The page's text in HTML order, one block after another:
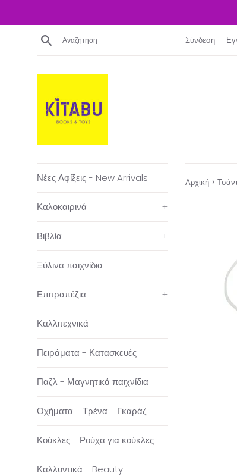
περιεχόμενο
Αναζήτηση Σύνδεση
Νέες Αφίξεις - New Arrivals
Καλοκαιρινά +
Βιβλία +
Ξύλινα παιχνίδια
Επιτραπέζια +
Καλλιτεχνικά
Πειράματα - Κατασκευές
Παζλ - Μαγνητικά παιχνίδια
Οχήματα - Τρένα - Γκαράζ
Κούκλες - Ρούχα για κούκλες
Καλλυντικά - Beauty
Αρχική ›